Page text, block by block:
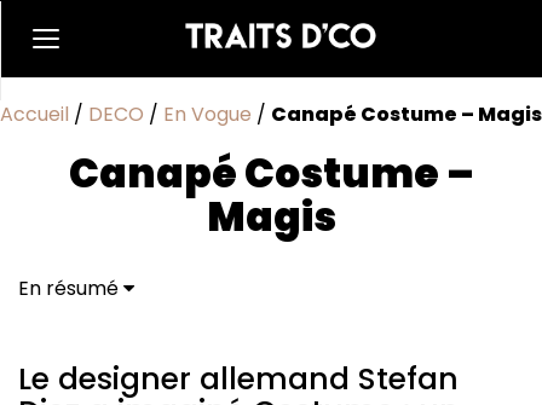
Accueil / DECO / En Vogue / Canapé Costume – Magis
Canapé Costume –
Magis
En résumé
modulables, faciles à démonter complètement, à
recycler, à nettoyer et à réparer.
Le designer allemand Stefan